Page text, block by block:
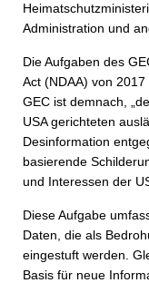
Administration und
Die Aufgaben des
Act (NDAA) von
GEC ist demnach,
USA gerichteten
Desinformation
basierende
und Interessen der
Diese Aufgabe
Daten, die als
eingestuft werden.
Basis für neue